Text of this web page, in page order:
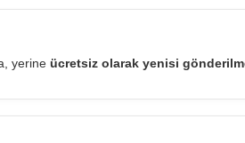
yerine ücretsiz olarak yenisi